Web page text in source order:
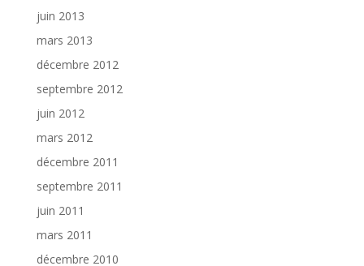
juin 2013
mars 2013
décembre 2012
septembre 2012
juin 2012
mars 2012
décembre 2011
septembre 2011
juin 2011
mars 2011
décembre 2010